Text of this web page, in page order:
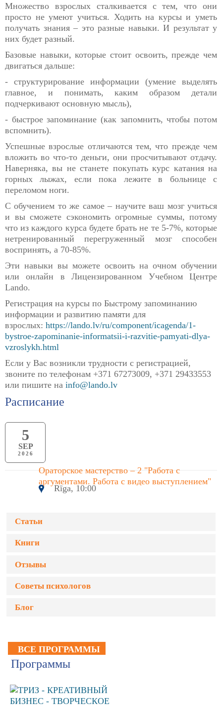
Множество взрослых сталкивается с тем, что они
просто не умеют учиться. Ходить на курсы и уметь
получать знания – это разные навыки. И результат у
них будет разный.
Базовые навыки, которые стоит освоить, прежде чем
двигаться дальше:
- структурирование информации (умение выделять
главное, и понимать, каким образом детали
подчеркивают основную мысль),
- быстрое запоминание (как запомнить, чтобы потом
вспомнить).
Успешные взрослые отличаются тем, что прежде чем
вложить во что-то деньги, они просчитывают отдачу.
Наверняка, вы не станете покупать курс катания на
горных лыжах, если пока лежите в больнице с
переломом ноги.
С обучением то же самое – научите ваш мозг учиться
и вы сможете сэкономить огромные суммы, потому
что из каждого курса будете брать не те 5-7%, которые
нетренированный перегруженный мозг способен
воспринять, а 70-85%.
Эти навыки вы можете освоить на очном обучении
или онлайн в Лицензированном Учебном Центре
Lando.
Регистрация на курсы по Быстрому запоминанию
информации и развитию памяти для
взрослых: https://lando.lv/ru/component/icagenda/1-
bystroe-zapominanie-informatsii-i-razvitie-pamyati-dlya-
vzroslykh.html
Если у Вас возникли трудности с регистрацией,
звоните по телефонам +371 67273009, +371 29433553
или пишите на info@lando.lv
Расписание
5
SEP
2026
Ораторское мастерство – 2 "Работа с
аргументами. Работа с видео выступлением"
Rīga, 10:00
Статьи
Книги
Отзывы
Советы психологов
Блог
ВСЕ ПРОГРАММЫ
Программы